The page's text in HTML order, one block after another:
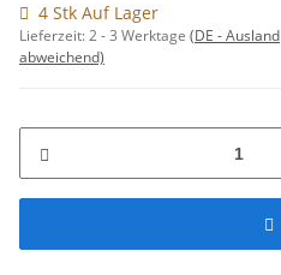
4 Stk Auf Lager
Lieferzeit:2 - 3 Werktage (DE - Ausland
abweichend)